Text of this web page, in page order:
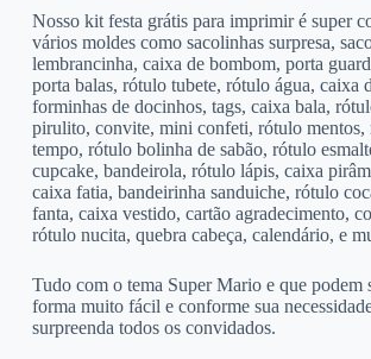
Nosso kit festa grátis para imprimir é super
vários moldes como sacolinhas surpresa,
lembrancinha, caixa de bombom, porta
porta balas, rótulo tubete, rótulo água, caixa
forminhas de docinhos, tags, caixa bala,
pirulito, convite, mini confeti, rótulo mentos,
tempo, rótulo bolinha de sabão, rótulo
cupcake, bandeirola, rótulo lápis, caixa
caixa fatia, bandeirinha sanduiche, rótulo
fanta, caixa vestido, cartão agradecimento,
rótulo nucita, quebra cabeça, calendário, e
Tudo com o tema Super Mario e que podem
forma muito fácil e conforme sua
surpreenda todos os convidados.